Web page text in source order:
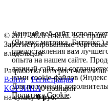
© 2017-2026 et48.ru. Все
Зарегистрированные
владельцам
Разработка интернет-
Войти
Регистрация
КОРЗИНА0 позиций
на сумму 0 руб.
Данный веб-сайт
(Яндекс метрика, Битрикс )
предоставления вам
опыта на нашем сайте.
данный сайт, вы
нами cookie-файлов
Для получения
Политика Cookie.